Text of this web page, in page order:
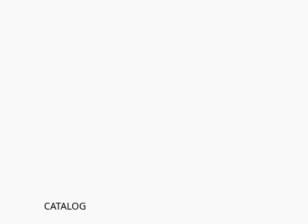
CATALOG